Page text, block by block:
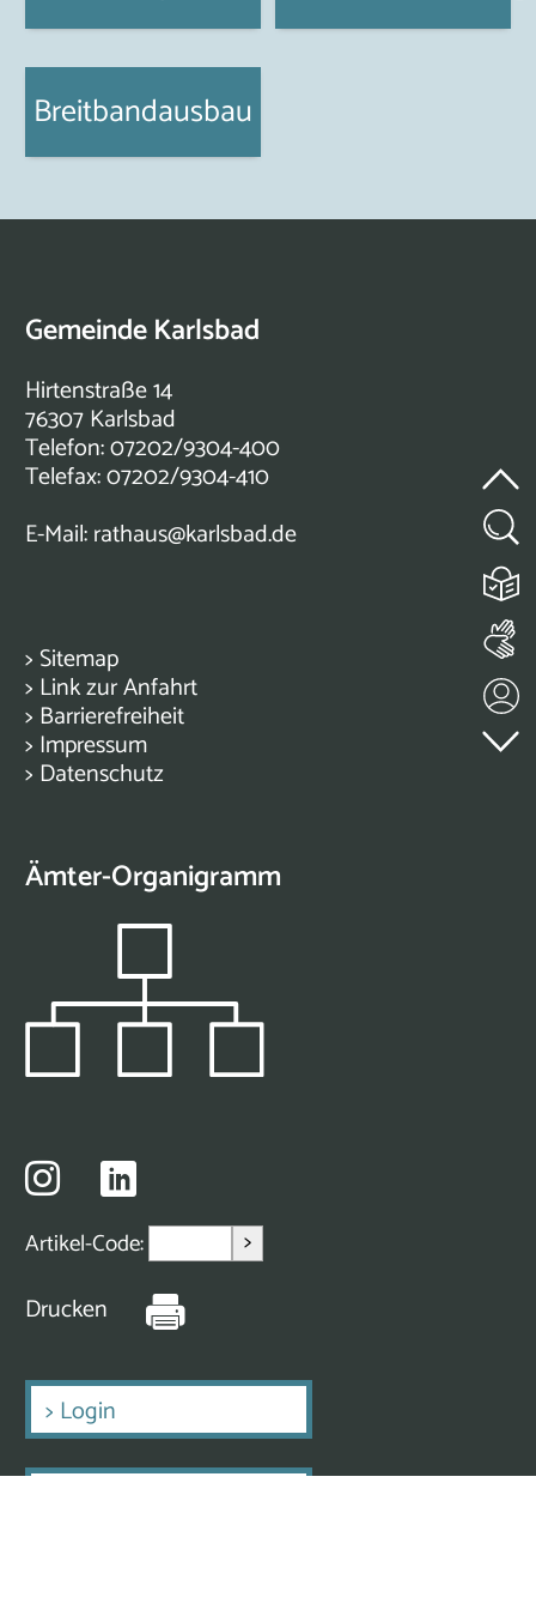
Breitbandausbau
Gemeinde Karlsbad
Hirtenstraße 14
76307 Karlsbad
Telefon: 07202/9304-400
Telefax: 07202/9304-410
E-Mail:rathaus@karlsbad.de
> Sitemap
> Link zur Anfahrt
> Barrierefreiheit
> Impressum
> Datenschutz
Ämter-Organigramm
Artikel-Code: >
Drucken
> Login